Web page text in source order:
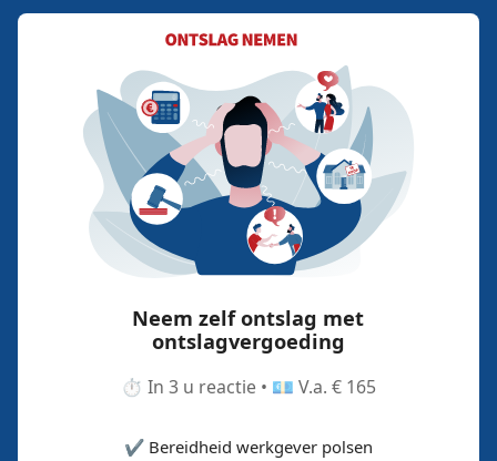
Neem zelf ontslag met
ontslagvergoeding
⏱️ In 3 u reactie • 💶 V.a. € 165
✔️ Bereidheid werkgever polsen